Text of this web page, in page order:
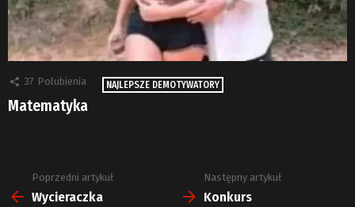
37 Polubienia NAJLEPSZE DEMOTYWATORY
Matematyka
Zobacz
więcej
Poprzedni artykuł
Wycieraczka
Następny artykuł
Konkurs